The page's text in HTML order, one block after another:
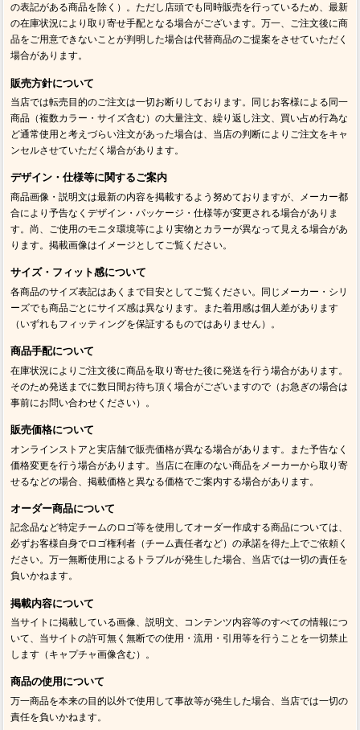
の表記がある商品を除く）。ただし店頭でも同時販売を行っているため、最新
の在庫状況により取り寄せ手配となる場合がございます。万一、ご注文後に商
品をご用意できないことが判明した場合は代替商品のご提案をさせていただく
場合があります。
販売方針について
当店では転売目的のご注文は一切お断りしております。同じお客様による同一
商品（複数カラー・サイズ含む）の大量注文、繰り返し注文、買い占め行為な
ど通常使用と考えづらい注文があった場合は、当店の判断によりご注文をキャ
ンセルさせていただく場合があります。
デザイン・仕様等に関するご案内
商品画像・説明文は最新の内容を掲載するよう努めておりますが、メーカー都
合により予告なくデザイン・パッケージ・仕様等が変更される場合がありま
す。尚、ご使用のモニタ環境等により実物とカラーが異なって見える場合があ
ります。掲載画像はイメージとしてご覧ください。
サイズ・フィット感について
各商品のサイズ表記はあくまで目安としてご覧ください。同じメーカー・シリ
ーズでも商品ごとにサイズ感は異なります。また着用感は個人差があります
（いずれもフィッティングを保証するものではありません）。
商品手配について
在庫状況によりご注文後に商品を取り寄せた後に発送を行う場合があります。
そのため発送までに数日間お待ち頂く場合がございますので（お急ぎの場合は
事前にお問い合わせください）。
販売価格について
オンラインストアと実店舗で販売価格が異なる場合があります。また予告なく
価格変更を行う場合があります。当店に在庫のない商品をメーカーから取り寄
せるなどの場合、掲載価格と異なる価格でご案内する場合があります。
オーダー商品について
記念品など特定チームのロゴ等を使用してオーダー作成する商品については、
必ずお客様自身でロゴ権利者（チーム責任者など）の承諾を得た上でご依頼く
ださい。万一無断使用によるトラブルが発生した場合、当店では一切の責任を
負いかねます。
掲載内容について
当サイトに掲載している画像、説明文、コンテンツ内容等のすべての情報につ
いて、当サイトの許可無く無断での使用・流用・引用等を行うことを一切禁止
します（キャプチャ画像含む）。
商品の使用について
万一商品を本来の目的以外で使用して事故等が発生した場合、当店では一切の
責任を負いかねます。